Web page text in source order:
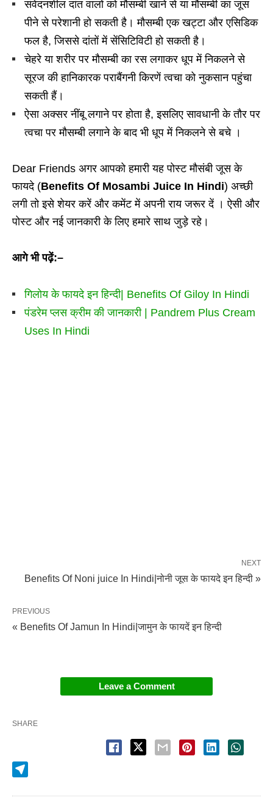
संवेदनशील दांत वालों को मौसम्बी खाने से या मौसम्बी का जूस
पीने से परेशानी हो सकती है। मौसम्बी एक खट्टा और एसिडिक
फल है, जिससे दांतों में सेंसिटिविटी हो सकती है।
चेहरे या शरीर पर मौसम्बी का रस लगाकर धूप में निकलने से
सूरज की हानिकारक पराबैंगनी किरणें त्वचा को नुकसान पहुंचा
सकती हैं।
ऐसा अक्सर नींबू लगाने पर होता है, इसलिए सावधानी के तौर पर
त्वचा पर मौसम्बी लगाने के बाद भी धूप में निकलने से बचे ।
Dear Friends अगर आपको हमारी यह पोस्ट मौसंबी जूस के
फायदे (Benefits Of Mosambi Juice In Hindi) अच्छी
लगी तो इसे शेयर करें और कमेंट में अपनी राय जरूर दें । ऐसी और
पोस्ट और नई जानकारी के लिए हमारे साथ जुड़े रहे।
आगे भी पढ़ें:–
गिलोय के फायदे इन हिन्दी| Benefits Of Giloy In Hindi
पंडरेम प्लस क्रीम की जानकारी | Pandrem Plus Cream
Uses In Hindi
NEXT
Benefits Of Noni juice In Hindi|नोनी जूस के फायदे इन हिन्दी »
PREVIOUS
« Benefits Of Jamun In Hindi|जामुन के फायदें इन हिन्दी
Leave a Comment
SHARE